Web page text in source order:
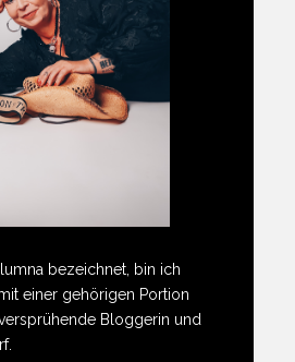
bezeichnet, bin ich
einer gehörigen Portion
Bloggerin und